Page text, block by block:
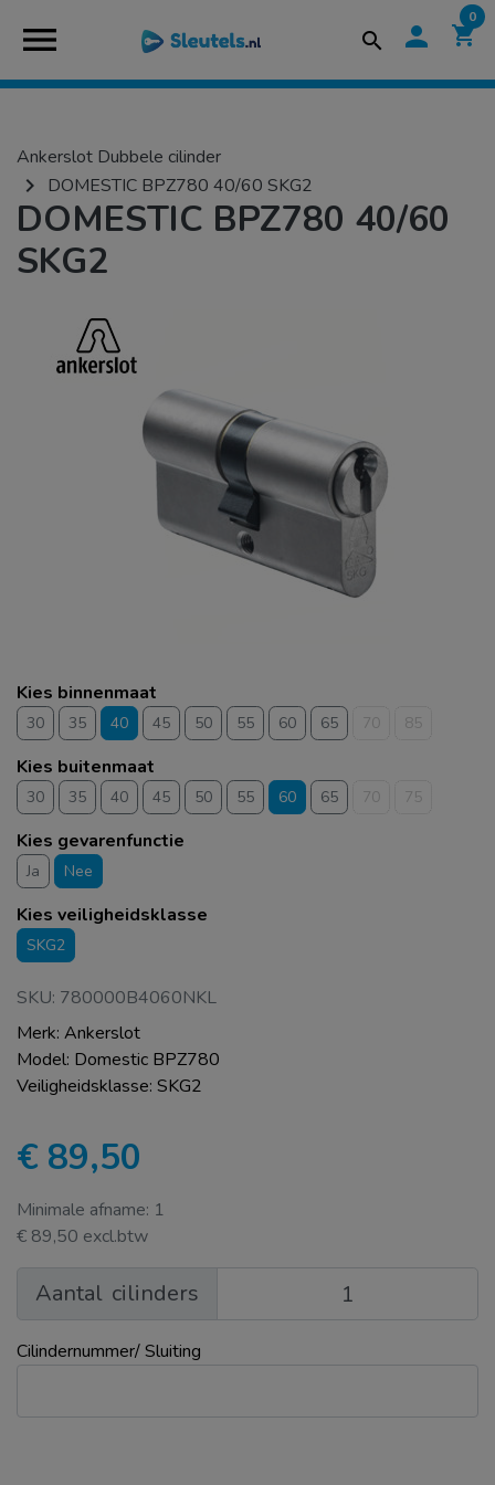
menu search person shopping_cart
0
Ankerslot Dubbele cilinder
navigate_next DOMESTIC BPZ780 40/60 SKG2
DOMESTIC BPZ780 40/60
SKG2
Kies binnenmaat
30 35 40 45 50 55 60 65 70 85
Kies buitenmaat
30 35 40 45 50 55 60 65 70 75
Kies gevarenfunctie
Ja Nee
Kies veiligheidsklasse
SKG2
SKU: 780000B4060NKL
Merk: Ankerslot
Model: Domestic BPZ780
Veiligheidsklasse: SKG2
€ 89,50
Minimale afname: 1
€ 89,50 excl.btw
Aantal cilinders
Cilindernummer/ Sluiting